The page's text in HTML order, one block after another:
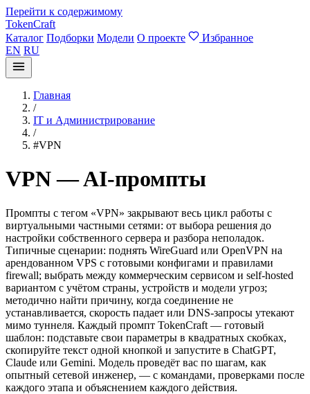
Перейти к содержимому
TokenCraft
Каталог Подборки Модели О проекте
Избранное
EN RU
Главная
/
IT и Администрирование
/
#VPN
VPN — AI-промпты
Промпты с тегом «VPN» закрывают весь цикл работы с
виртуальными частными сетями: от выбора решения до
настройки собственного сервера и разбора неполадок.
Типичные сценарии: поднять WireGuard или OpenVPN на
арендованном VPS с готовыми конфигами и правилами
firewall; выбрать между коммерческим сервисом и self-hosted
вариантом с учётом страны, устройств и модели угроз;
методично найти причину, когда соединение не
устанавливается, скорость падает или DNS-запросы утекают
мимо туннеля. Каждый промпт TokenCraft — готовый
шаблон: подставьте свои параметры в квадратных скобках,
скопируйте текст одной кнопкой и запустите в ChatGPT,
Claude или Gemini. Модель проведёт вас по шагам, как
опытный сетевой инженер, — с командами, проверками после
каждого этапа и объяснением каждого действия.